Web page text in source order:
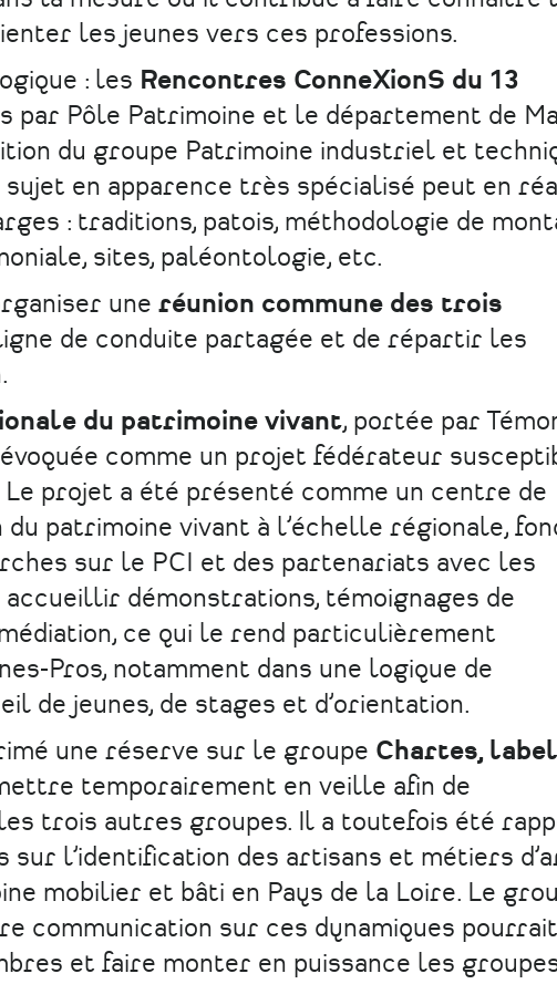
les jeunes vers ces professions.
: les Rencontres ConneXionS du 13
par Pôle Patrimoine et le département de
du groupe Patrimoine industriel et
sujet en apparence très spécialisé peut en
: traditions, patois, méthodologie de
sites, paléontologie, etc.
une réunion commune des trois
de conduite partagée et de répartir les
du patrimoine vivant, portée par
comme un projet fédérateur
projet a été présenté comme un centre de
patrimoine vivant à l’échelle régionale,
sur le PCI et des partenariats avec les
démonstrations, témoignages de
ce qui le rend particulièrement
Pros, notamment dans une logique de
de jeunes, de stages et d’orientation.
une réserve sur le groupe Chartes,
temporairement en veille afin de
trois autres groupes. Il a toutefois été
sur l’identification des artisans et métiers
mobilier et bâti en Pays de la Loire. Le
communication sur ces dynamiques pourrait
et faire monter en puissance les